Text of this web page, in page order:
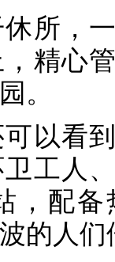
，一
精心
。
看到
工人
，配
的人们